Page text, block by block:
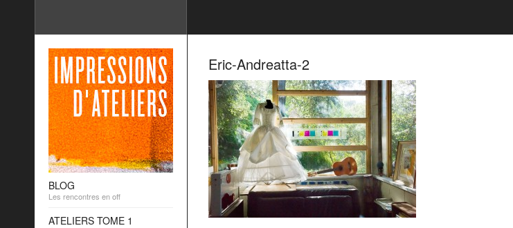
Eric-Andreatta-2
BLOG
Les rencontres en off
ATELIERS TOME 1